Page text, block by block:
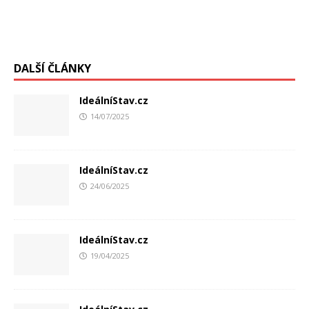
DALŠÍ ČLÁNKY
IdeálníStav.cz
14/07/2025
IdeálníStav.cz
24/06/2025
IdeálníStav.cz
19/04/2025